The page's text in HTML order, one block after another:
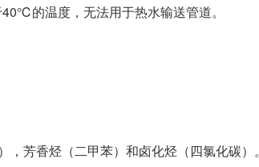
的温度，无法用于热水输送管道。
芳香烃（二甲苯）和卤化烃（四氯化碳）。